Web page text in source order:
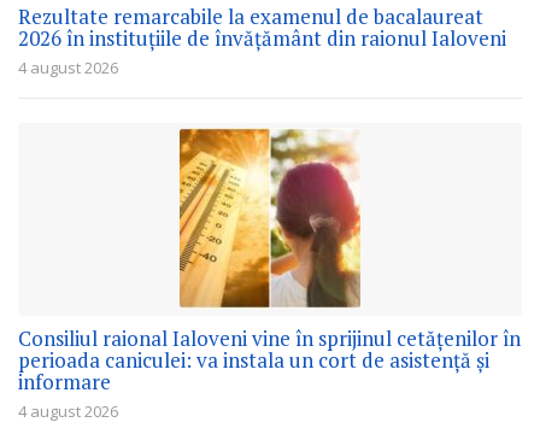
Rezultate remarcabile la examenul de bacalaureat
2026 în instituțiile de învățământ din raionul Ialoveni
4 august 2026
Consiliul raional Ialoveni vine în sprijinul cetățenilor în
perioada caniculei: va instala un cort de asistență și
informare
4 august 2026